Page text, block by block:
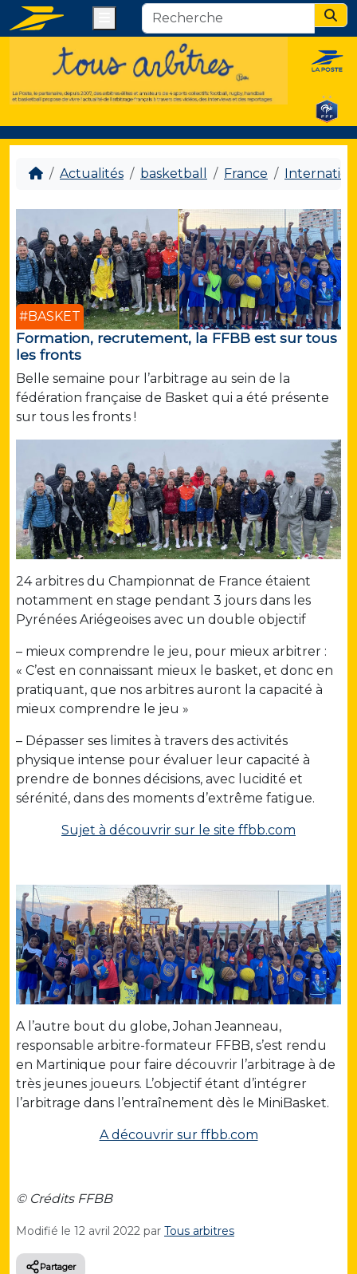
Actualités basketball France
#BASKET
Formation, recrutement, la FFBB est sur tous
les fronts
Belle semaine pour l’arbitrage au sein de la
fédération française de Basket qui a été présente
sur tous les fronts !
24 arbitres du Championnat de France étaient
notamment en stage pendant 3 jours dans les
Pyrénées Ariégeoises avec un double objectif
– mieux comprendre le jeu, pour mieux arbitrer :
« C’est en connaissant mieux le basket, et donc en
pratiquant, que nos arbitres auront la capacité à
mieux comprendre le jeu »
– Dépasser ses limites à travers des activités
physique intense pour évaluer leur capacité à
prendre de bonnes décisions, avec lucidité et
sérénité, dans des moments d’extrême fatigue.
Sujet à découvrir sur le site ffbb.com
A l’autre bout du globe, Johan Jeanneau,
responsable arbitre-formateur FFBB, s’est rendu
en Martinique pour faire découvrir l’arbitrage à de
très jeunes joueurs. L’objectif étant d’intégrer
l’arbitrage dans l’entraînement dès le MiniBasket.
A découvrir sur ffbb.com
© Crédits FFBB
Modifié le 12 avril 2022 par Tous arbitres
Partager